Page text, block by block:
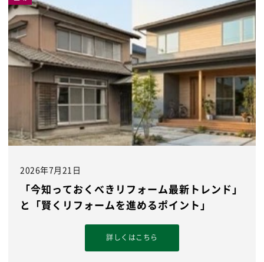
2026年7月21日
「今知っておくべきリフォーム最新トレンド」
と「賢くリフォームを進めるポイント」
詳しくはこちら